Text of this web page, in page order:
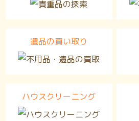
遺品の買い取り
ハウスクリーニング